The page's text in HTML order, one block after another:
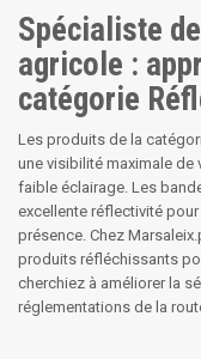
Spécialiste
agricole :
catégorie
Les produits de la
une visibilité maximale
faible éclairage. Les
excellente réflectivité
présence. Chez
produits réfléchissants
cherchiez à améliorer la
réglementations de la